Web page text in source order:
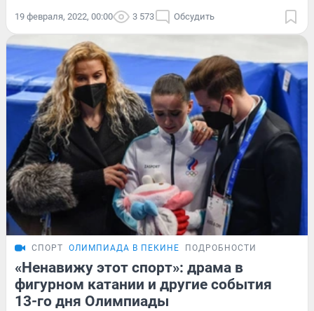
19 февраля, 2022, 00:00 3 573 Обсудить
СПОРТ ОЛИМПИАДА В ПЕКИНЕ ПОДРОБНОСТИ
«Ненавижу этот спорт»: драма в
фигурном катании и другие события
13-го дня Олимпиады